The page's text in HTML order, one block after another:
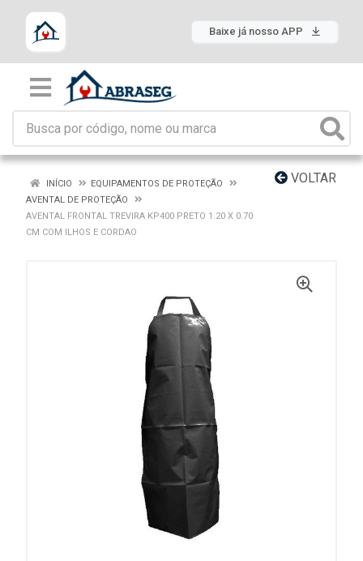
Baixe já nosso APP
VOLTAR
INÍCIO
EQUIPAMENTOS DE PROTEÇÃO
AVENTAL DE PROTEÇÃO
AVENTAL FRONTAL TREVIRA KP400 PRETO 1.20 X 0.70
CM COM ILHOS E CORDAO